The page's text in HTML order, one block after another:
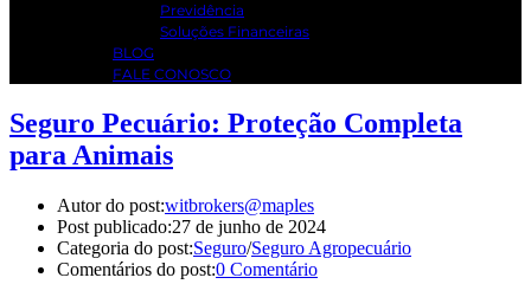
Previdência
Soluções Financeiras
BLOG
FALE CONOSCO
Seguro Pecuário: Proteção Completa
para Animais
Autor do post:witbrokers@maples
Post publicado:27 de junho de 2024
Categoria do post:Seguro/Seguro Agropecuário
Comentários do post:0 Comentário